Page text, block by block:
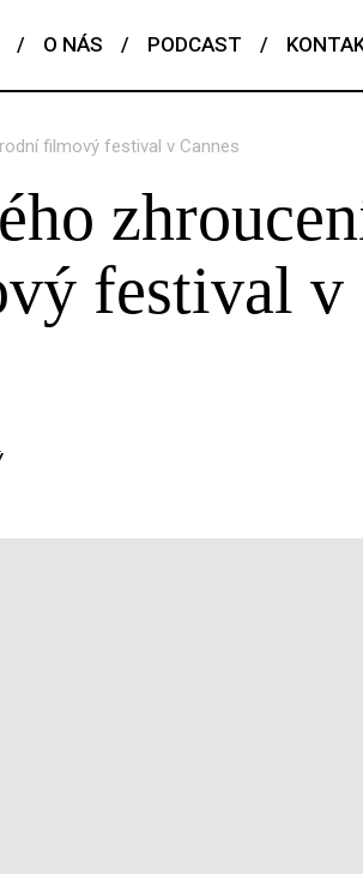
/ O NÁS / PODCAST /
filmový festival v Cannes
festival v